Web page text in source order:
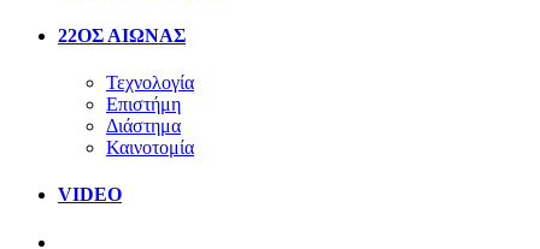
22ΟΣ ΑΙΩΝΑΣ
Τεχνολογία
Επιστήμη
Διάστημα
Καινοτομία
VIDEO